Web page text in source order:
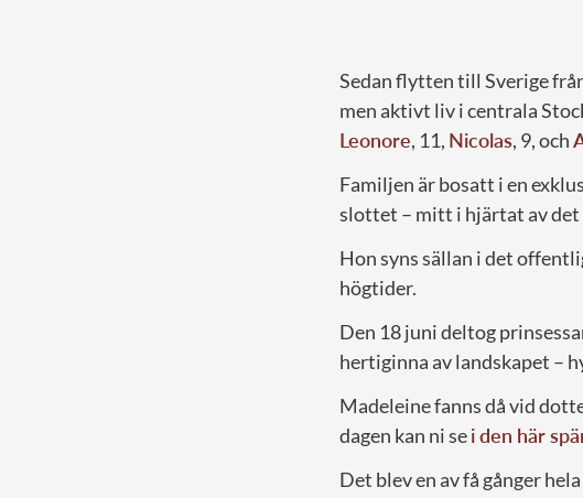
Sedan flytten till Sverige
men aktivt liv i centrala
Leonore, 11, Nicolas, 9, och
Familjen är bosatt i en
slottet – mitt i hjärtat av det
Hon syns sällan i det
högtider.
Den 18 juni deltog
hertiginna av landskapet –
Madeleine fanns då vid
dagen kan ni sei den här
Det blev en av få gånger